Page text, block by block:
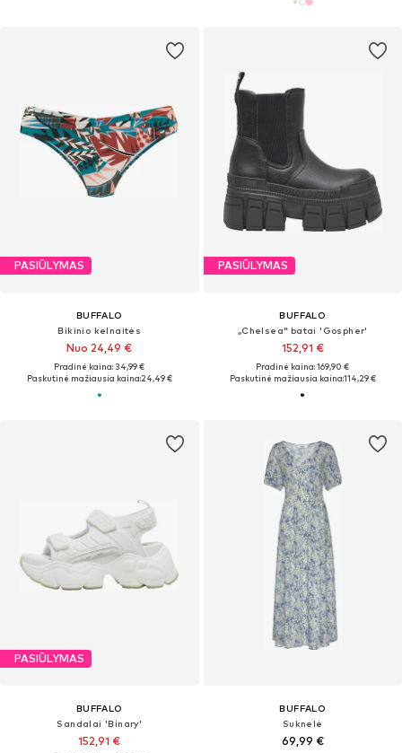
PASIŪLYMAS
BUFFALO
Bikinio kelnaitės
Nuo 24,49 €
Pradinė kaina: 34,99 €
Paskutinė mažiausia kaina:24,49 €
PASIŪLYMAS
BUFFALO
„Chelsea“ batai 'Gospher'
152,91 €
Pradinė kaina: 169,90 €
Paskutinė mažiausia kaina:114,29 €
PASIŪLYMAS
BUFFALO
Sandalai 'Binary'
152,91 €
BUFFALO
Suknelė
69,99 €